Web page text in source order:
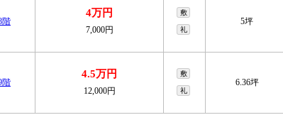
階
4万円
7,000円
敷
礼
5坪
階
4.5万円
12,000円
敷
礼
6.36坪